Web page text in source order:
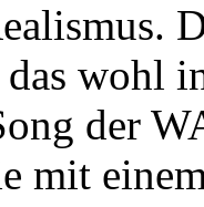
wohl
der
mit